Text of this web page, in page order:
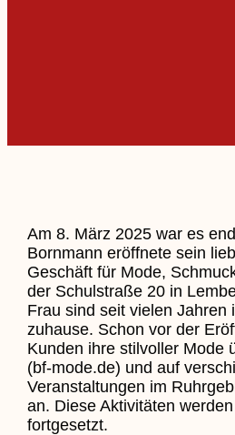
Am 8. März 2025 war es
Bornmann eröffnete sein
Geschäft für Mode,
der Schulstraße 20 in
Frau sind seit vielen Jahren
zuhause. Schon vor der
Kunden ihre stilvoller Mode
(bf-mode.de) und auf
Veranstaltungen im
an. Diese Aktivitäten
fortgesetzt.